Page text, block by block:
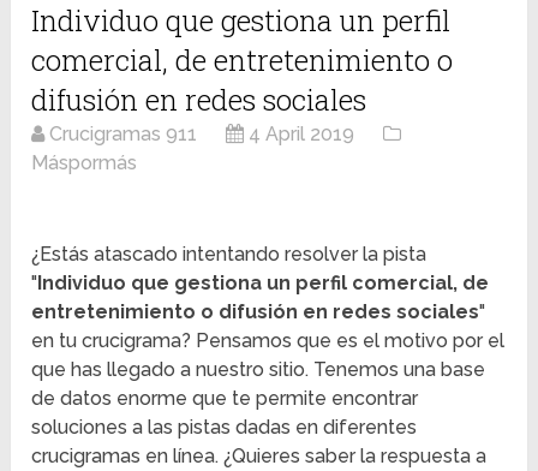
Individuo que gestiona un perfil
comercial, de entretenimiento o
difusión en redes sociales
Crucigramas 911
4 April 2019
Máspormás
¿Estás atascado intentando resolver la pista
" Individuo que gestiona un perfil comercial, de
entretenimiento o difusión en redes sociales"
en tu crucigrama? Pensamos que es el motivo por el
que has llegado a nuestro sitio. Tenemos una base
de datos enorme que te permite encontrar
soluciones a las pistas dadas en diferentes
crucigramas en línea. ¿Quieres saber la respuesta a